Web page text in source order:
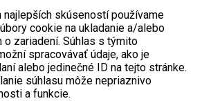
najlepších skúseností používame
cookie na ukladanie a/alebo
zariadení. Súhlas s týmito
spracovávať údaje, ako je
alebo jedinečné ID na tejto stránke.
súhlasu môže nepriaznivo
a funkcie.